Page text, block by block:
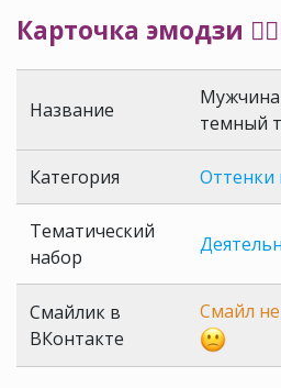
Карточка эмодзи
Название
Мужчина
темный
Категория Оттенки
Тематический
набор
Смайлик в
ВКонтакте
Смайл